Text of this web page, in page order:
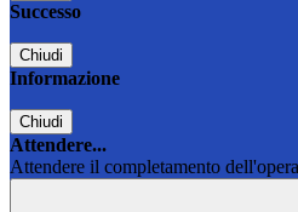
Successo
Chiudi
Informazione
Chiudi
Attendere...
Attendere il completamento